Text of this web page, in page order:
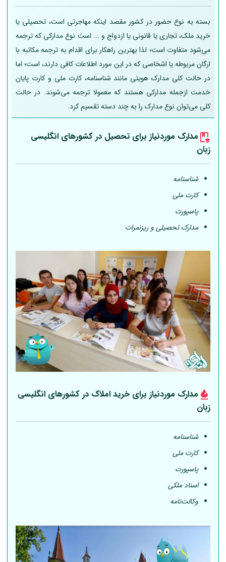
بسته به نوع حضور در کشور مقصد اینکه مهاجرتی است، تحصیلی یا
خرید ملک، تجاری یا قانونی یا ازدواج و ... است نوع مدارکی که ترجمه
می‌شود متفاوت است؛ لذا بهترین راهکار برای اقدام به ترجمه مکاتبه با
ارگان مربوطه یا اشخاصی که در این مورد اطلاعات کافی دارند، است؛ اما
در حالت کلی مدارک هویتی مانند شناسنامه، کارت ملی و کارت پایان
خدمت ازجمله مدارکی هستند که معمولا ترجمه می‌شوند. در حالت
کلی می‌توان نوع مدارک را به چند دسته تقسیم کرد.
مدارک موردنیاز برای تحصیل در کشورهای انگلیسی
زبان
شناسنامه
کارت ملی
پاسپورت
مدارک تحصیلی و ریزنمرات
مدارک موردنیاز برای خرید املاک در کشورهای انگلیسی
زبان
شناسنامه
کارت ملی
پاسپورت
اسناد ملکی
وکالت‌نامه